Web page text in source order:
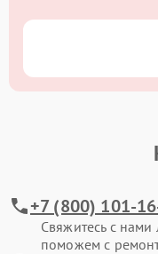
+7 (800) 101-
Свяжитесь с
поможем с